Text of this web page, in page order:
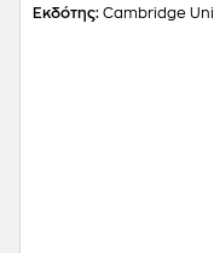
Workbook
Εκδότης: Cambridge